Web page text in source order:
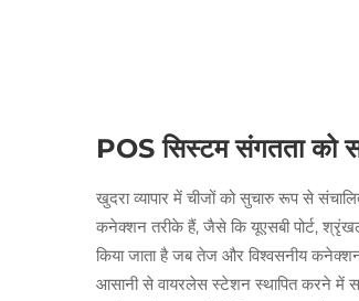
POS सिस्टम संगतता को
खुदरा व्यापार में चीजों को सुचारु रूप से
कनेक्शन तरीके हैं, जैसे कि यूएसबी पोर्ट,
किया जाता है जब तेज और विश्वसनीय कनेक्शन
आसानी से वायरलेस स्टेशन स्थापित करने में